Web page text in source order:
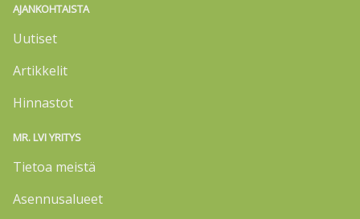
AJANKOHTAISTA
Uutiset
Artikkelit
Hinnastot
MR. LVI YRITYS
Tietoa meistä
Asennusalueet